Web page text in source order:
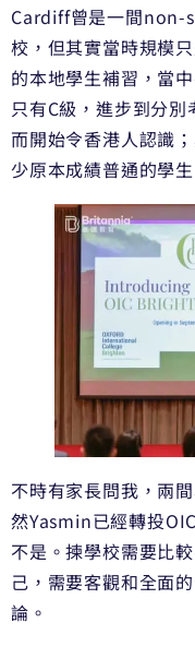
Cardiff曾是一間non-
校，但其實當時規模
的本地學生補習，當
只有C級，進步到分
而開始令香港人認識
少原本成績普通的學
不時有家長問我，兩
然Yasmin已經轉投
不是。揀學校需要比
己，需要客觀和全面
論。